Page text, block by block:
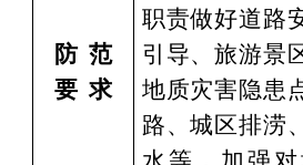
防 范
要 求
职责做好道路
引导、旅游景
地质灾害隐患
路、城区排涝、